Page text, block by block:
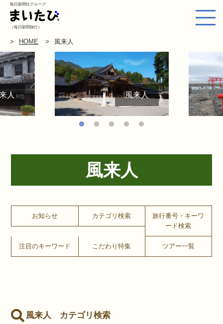
毎日新聞社グループ
（毎日新聞旅行）
HOME 風来人
人 風来人
風来人
お知らせ カテゴリ検索
旅行番号・キーワ
ード検索
注目のキーワード こだわり特集 ツアー一覧
風来人 カテゴリ検索